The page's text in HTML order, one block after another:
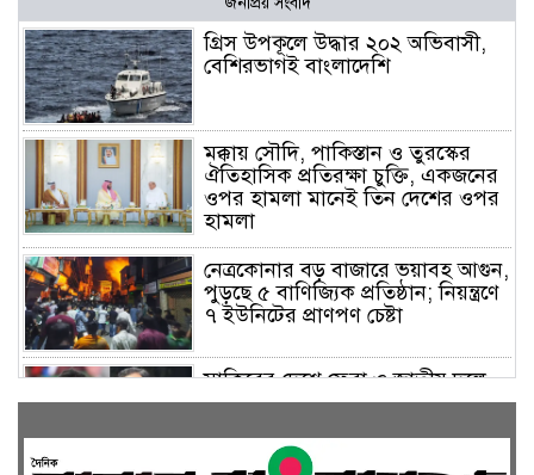
গ্রিস উপকূলে উদ্ধার ২০২ অভিবাসী,
বেশিরভাগই বাংলাদেশি
মক্কায় সৌদি, পাকিস্তান ও তুরস্কের
ঐতিহাসিক প্রতিরক্ষা চুক্তি, একজনের
ওপর হামলা মানেই তিন দেশের ওপর
হামলা
নেত্রকোনার বড় বাজারে ভয়াবহ আগুন,
পুড়ছে ৫ বাণিজ্যিক প্রতিষ্ঠান; নিয়ন্ত্রণে
৭ ইউনিটের প্রাণপণ চেষ্টা
সাকিবের দেশে ফেরা ও জাতীয় দলে
ফেরার সম্ভাবনা নেই, ইঙ্গিত ক্রীড়া